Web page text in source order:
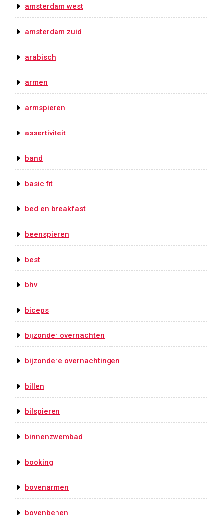
amsterdam west
amsterdam zuid
arabisch
armen
armspieren
assertiviteit
band
basic fit
bed en breakfast
beenspieren
best
bhv
biceps
bijzonder overnachten
bijzondere overnachtingen
billen
bilspieren
binnenzwembad
booking
bovenarmen
bovenbenen